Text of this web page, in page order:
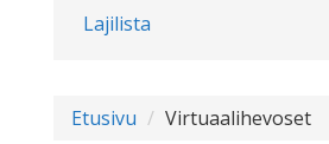
Lajilista
Etusivu Virtuaalihevoset